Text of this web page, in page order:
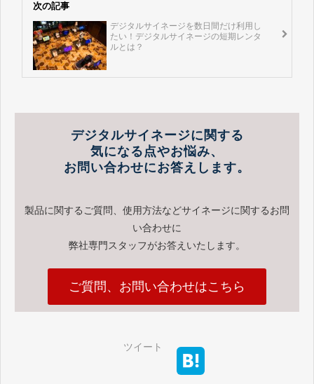
次の記事
デジタルサイネージを数日間だけ利用し
たい！デジタルサイネージの短期レンタ
ルとは？
デジタルサイネージに関する
気になる点やお悩み、
お問い合わせにお答えします。
製品に関するご質問、使用方法などサイネージに関するお問
い合わせに
弊社専門スタッフがお答えいたします。
ご質問、お問い合わせはこちら
ツイート